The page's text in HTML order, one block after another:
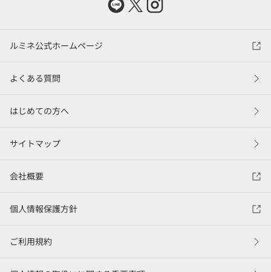
ルミネ公式ホームページ
よくある質問
はじめての方へ
サイトマップ
会社概要
個人情報保護方針
ご利用規約